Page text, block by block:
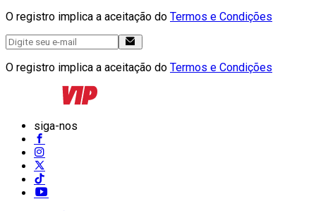
O registro implica a aceitação do Termos e Condições
O registro implica a aceitação do Termos e Condições
siga-nos